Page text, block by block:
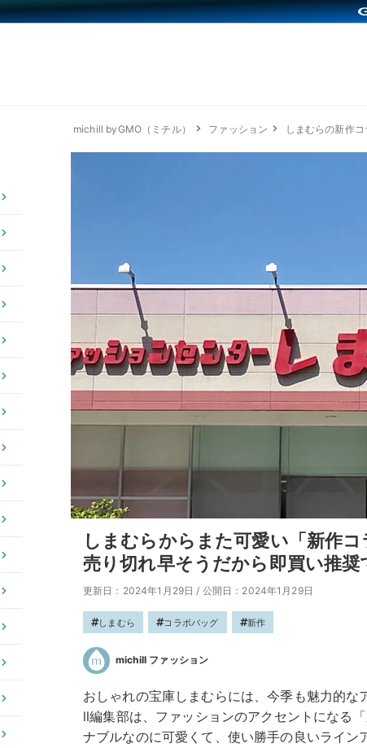
michill byGMO（ミチル） ファッション しまむらの新作
しまむらからまた可愛い「新作
売り切れ早そうだから即買い推奨
更新日：2024年1月29日 / 公開日：2024年1月29日
しまむら コラボバッグ 新作
michill ファッション
おしゃれの宝庫しまむらには、今季も魅力的
ll編集部は、ファッションのアクセントになる
ナブルなのに可愛くて、使い勝手の良いライン